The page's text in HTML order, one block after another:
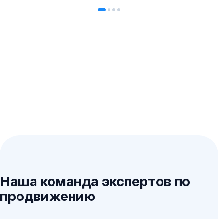
Наша команда экспертов по
продвижению